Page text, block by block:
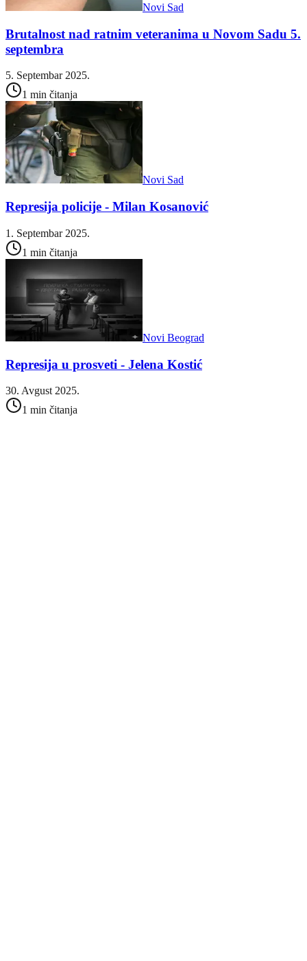
Novi Sad
Brutalnost nad ratnim veteranima u Novom Sadu 5.
septembra
5. Septembar 2025.
1 min čitanja
Novi Sad
Represija policije - Milan Kosanović
1. Septembar 2025.
1 min čitanja
Novi Beograd
Represija u prosveti - Jelena Kostić
30. Avgust 2025.
1 min čitanja